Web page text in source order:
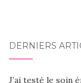
DERNIERS
J’ai testé le soin